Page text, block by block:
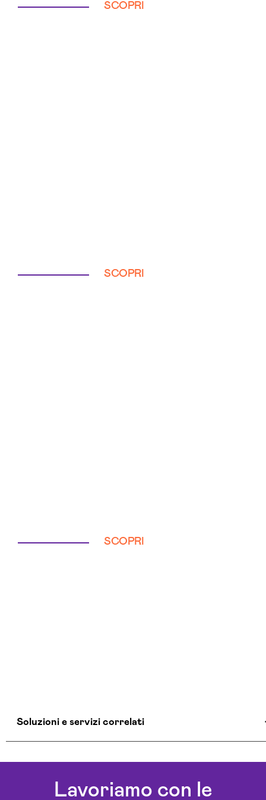
SCOPRI
SCOPRI
SCOPRI
Soluzioni e servizi correlati
Aziende Intelligenza Artificiale La-spezia
Consulenza Chatbot Ai La-spezia
Lavoriamo con le